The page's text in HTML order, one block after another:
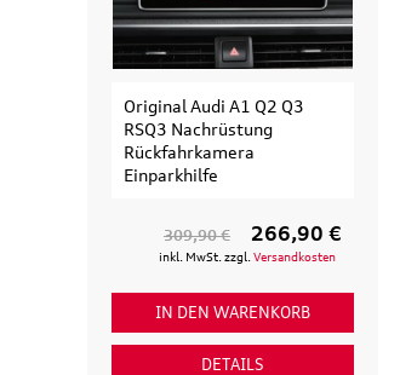
Original Audi A1 Q2 Q3
RSQ3 Nachrüstung
Rückfahrkamera
Einparkhilfe
309,90 € 266,90 €
inkl. MwSt. zzgl.Versandkosten
IN DEN WARENKORB
DETAILS